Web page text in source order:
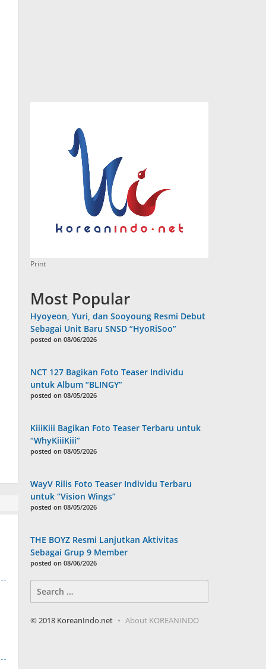
Print
Most Popular
Hyoyeon, Yuri, dan Sooyoung Resmi Debut
Sebagai Unit Baru SNSD “HyoRiSoo”
posted on 08/06/2026
NCT 127 Bagikan Foto Teaser Individu
untuk Album “BLINGY”
posted on 08/05/2026
KiiiKiii Bagikan Foto Teaser Terbaru untuk
“WhyKiiiKiii”
posted on 08/05/2026
WayV Rilis Foto Teaser Individu Terbaru
untuk “Vision Wings”
posted on 08/05/2026
THE BOYZ Resmi Lanjutkan Aktivitas
Sebagai Grup 9 Member
posted on 08/06/2026
for:
© 2018 KoreanIndo.net About KOREANINDO